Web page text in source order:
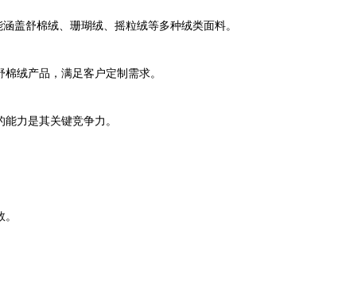
盖舒棉绒、珊瑚绒、摇粒绒等多种绒类面料。
绒产品，满足客户定制需求。
力是其关键竞争力。